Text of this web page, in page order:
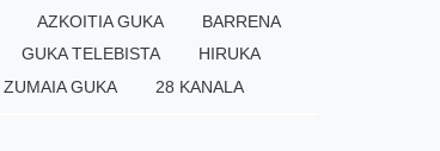
AZKOITIA GUKA
BARRENA
GUKA TELEBISTA
HIRUKA
ZUMAIA GUKA 28 KANALA